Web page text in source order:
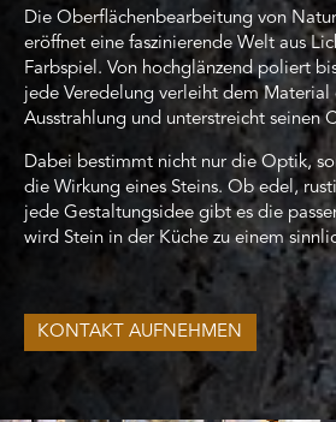
Die Oberflächenbearbeitung von
eröffnet eine faszinierende Welt aus
Farbspiel. Von hochglänzend poliert
jede Veredelung verleiht dem Material
Ausstrahlung und unterstreicht seinen
Dabei bestimmt nicht nur die Optik,
die Wirkung eines Steins. Ob edel,
jede Gestaltungsidee gibt es die
wird Stein in der Küche zu einem
KONTAKT AUFNEHMEN